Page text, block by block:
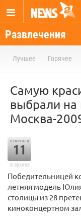
Развлечения
Лучшее Горячее
Самую
выбрали на
Москва-
отметили
11
в архиве
Победительницей
летняя модель
столицы из 28
киноконцертном